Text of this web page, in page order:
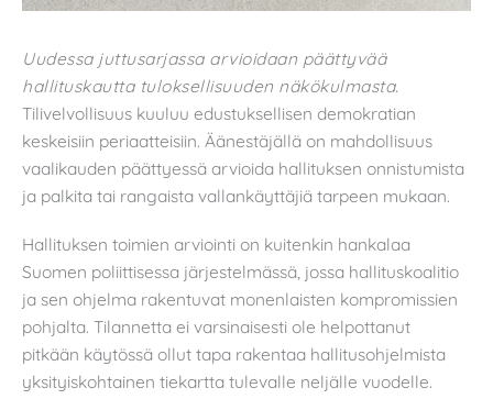
Uudessa juttusarjassa arvioidaan päättyvää
hallituskautta tuloksellisuuden näkökulmasta.
Tilivelvollisuus kuuluu edustuksellisen demokratian
keskeisiin periaatteisiin. Äänestäjällä on mahdollisuus
vaalikauden päättyessä arvioida hallituksen onnistumista
ja palkita tai rangaista vallankäyttäjiä tarpeen mukaan.
Hallituksen toimien arviointi on kuitenkin hankalaa
Suomen poliittisessa järjestelmässä, jossa hallituskoalitio
ja sen ohjelma rakentuvat monenlaisten kompromissien
pohjalta. Tilannetta ei varsinaisesti ole helpottanut
pitkään käytössä ollut tapa rakentaa hallitusohjelmista
yksityiskohtainen tiekartta tulevalle neljälle vuodelle.